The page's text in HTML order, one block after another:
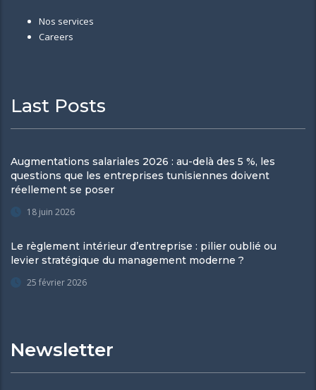
Nos services
Careers
Last Posts
Augmentations salariales 2026 : au-delà des 5 %, les
questions que les entreprises tunisiennes doivent
réellement se poser
18 juin 2026
Le règlement intérieur d’entreprise : pilier oublié ou
levier stratégique du management moderne ?
25 février 2026
Newsletter